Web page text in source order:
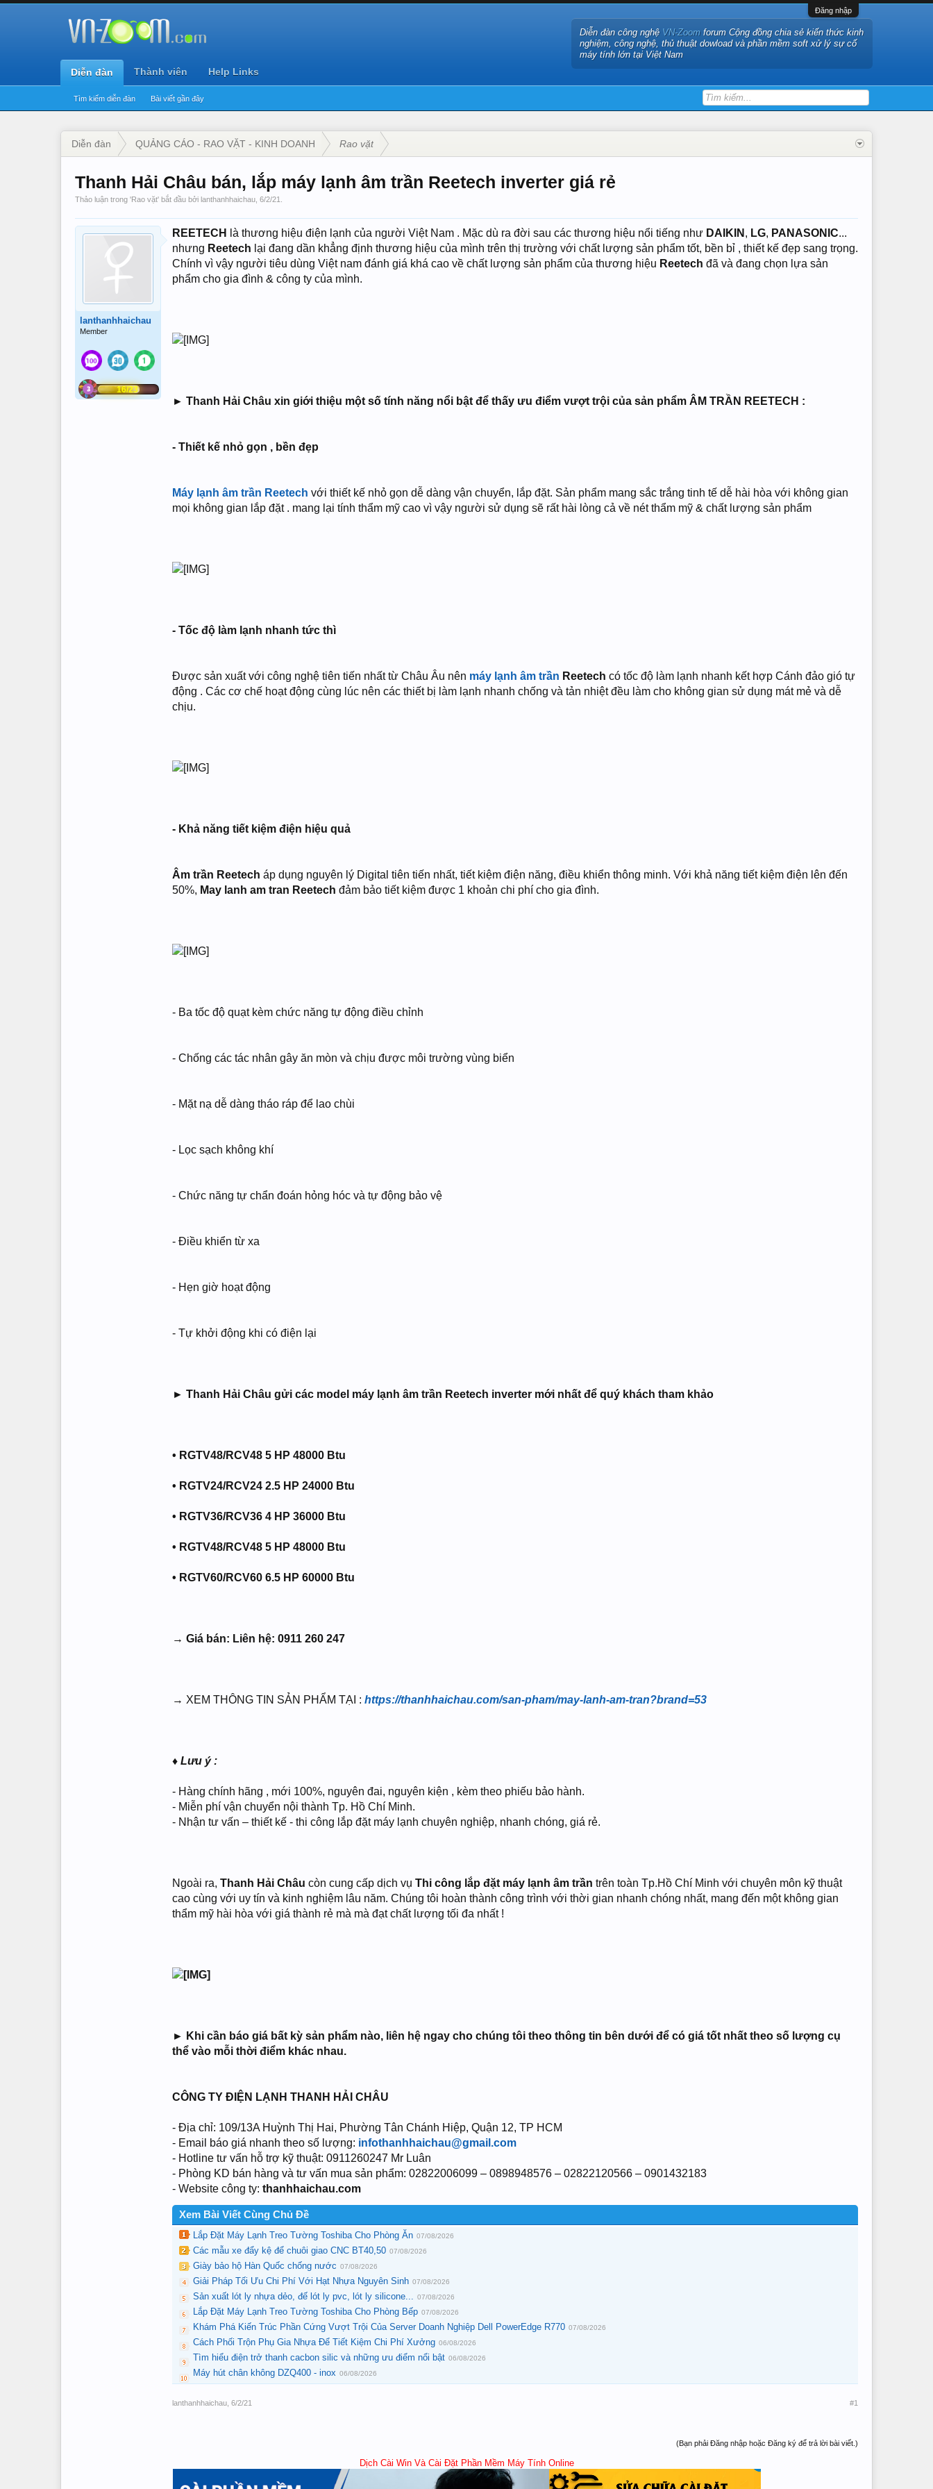
Đăng nhập
Diễn đàn công nghệ VN-Zoom forum Cộng đồng chia sẻ kiến thức kinh
nghiệm, công nghệ, thủ thuật dowload và phần mềm soft xử lý sự cố
máy tính lớn tại Việt Nam
Diễn đàn
Tìm kiếm diễn đàn Bài viết gần đây
Thành viên Help Links
Diễn đàn QUẢNG CÁO - RAO VẶT - KINH DOANH Rao vặt
Thanh Hải Châu bán, lắp máy lạnh âm trần Reetech inverter giá rẻ
Thảo luận trong 'Rao vặt' bắt đầu bởi lanthanhhaichau 6/2/21
lanthanhhaichau
Member
16/23
REETECH là thương hiệu điện lạnh của người Việt Nam . Mặc dù ra đời sau các thương hiệu nổi tiếng như DAIKIN , LG, PANASONIC...
nhưng Reetech lại đang dần khẳng định thương hiệu của mình trên thị trường với chất lượng sản phẩm tốt, bền bỉ , thiết kế đẹp sang trọng.
Chính vì vậy người tiêu dùng Việt nam đánh giá khá cao về chất lượng sản phẩm của thương hiệu Reetech đã và đang chọn lựa sản
phẩm cho gia đình & công ty của mình.
► Thanh Hải Châu xin giới thiệu một số tính năng nổi bật để thấy ưu điểm vượt trội của sản phẩm ÂM TRẦN REETECH :
- Thiết kế nhỏ gọn , bền đẹp
Máy lạnh âm trần Reetech với thiết kế nhỏ gọn dễ dàng vận chuyển, lắp đặt. Sản phẩm mang sắc trắng tinh tế dễ hài hòa với không gian
mọi không gian lắp đặt . mang lại tính thẩm mỹ cao vì vậy người sử dụng sẽ rất hài lòng cả về nét thẩm mỹ & chất lượng sản phẩm
- Tốc độ làm lạnh nhanh tức thì
Được sản xuất với công nghệ tiên tiến nhất từ Châu Âu nên máy lạnh âm trần Reetech có tốc độ làm lạnh nhanh kết hợp Cánh đảo gió tự
động . Các cơ chế hoạt động cùng lúc nên các thiết bị làm lạnh nhanh chống và tản nhiệt đều làm cho không gian sử dụng mát mẻ và dễ
chịu.
- Khả năng tiết kiệm điện hiệu quả
Âm trần Reetech áp dụng nguyên lý Digital tiên tiến nhất, tiết kiệm điện năng, điều khiển thông minh. Với khả năng tiết kiệm điện lên đến
50%, May lanh am tran Reetech đảm bảo tiết kiệm được 1 khoản chi phí cho gia đình.
- Ba tốc độ quạt kèm chức năng tự động điều chỉnh
- Chống các tác nhân gây ăn mòn và chịu được môi trường vùng biển
- Mặt nạ dễ dàng tháo ráp để lao chùi
- Lọc sạch không khí
- Chức năng tự chẩn đoán hỏng hóc và tự động bảo vệ
- Điều khiển từ xa
- Hẹn giờ hoạt động
- Tự khởi động khi có điện lại
► Thanh Hải Châu gửi các model máy lạnh âm trần Reetech inverter mới nhất để quý khách tham khảo
• RGTV48/RCV48 5 HP 48000 Btu
• RGTV24/RCV24 2.5 HP 24000 Btu
• RGTV36/RCV36 4 HP 36000 Btu
• RGTV48/RCV48 5 HP 48000 Btu
• RGTV60/RCV60 6.5 HP 60000 Btu
→ Giá bán: Liên hệ: 0911 260 247
→ XEM THÔNG TIN SẢN PHẨM TẠI : https://thanhhaichau.com/san-pham/may-lanh-am-tran?brand=53
♦ Lưu ý :
- Hàng chính hãng , mới 100%, nguyên đai, nguyên kiện , kèm theo phiếu bảo hành.
- Miễn phí vận chuyển nội thành Tp. Hồ Chí Minh.
- Nhận tư vấn – thiết kế - thi công lắp đặt máy lạnh chuyên nghiệp, nhanh chóng, giá rẻ.
Ngoài ra, Thanh Hải Châu còn cung cấp dịch vụ Thi công lắp đặt máy lạnh âm trần trên toàn Tp.Hồ Chí Minh với chuyên môn kỹ thuật
cao cùng với uy tín và kinh nghiệm lâu năm. Chúng tôi hoàn thành công trình với thời gian nhanh chóng nhất, mang đến một không gian
thẩm mỹ hài hòa với giá thành rẻ mà mà đạt chất lượng tối đa nhất !
► Khi cần báo giá bất kỳ sản phẩm nào, liên hệ ngay cho chúng tôi theo thông tin bên dưới để có giá tốt nhất theo số lượng cụ
thể vào mỗi thời điểm khác nhau.
CÔNG TY ĐIỆN LẠNH THANH HẢI CHÂU
- Địa chỉ: 109/13A Huỳnh Thị Hai, Phường Tân Chánh Hiệp, Quận 12, TP HCM
- Email báo giá nhanh theo số lượng: infothanhhaichau@gmail.com
- Hotline tư vấn hỗ trợ kỹ thuật: 0911260247 Mr Luân
- Phòng KD bán hàng và tư vấn mua sản phẩm: 02822006099 – 0898948576 – 02822120566 – 0901432183
- Website công ty: thanhhaichau.com
Xem Bài Viết Cùng Chủ Đề
Lắp Đặt Máy Lạnh Treo Tường Toshiba Cho Phòng Ăn 07/08/2026
Các mẫu xe đẩy kệ để chuôi giao CNC BT40,50 07/08/2026
Giày bảo hộ Hàn Quốc chống nước 07/08/2026
Giải Pháp Tối Ưu Chi Phí Với Hạt Nhựa Nguyên Sinh 07/08/2026
Sản xuất lót ly nhựa dẻo, đế lót ly pvc, lót ly silicone... 07/08/2026
Lắp Đặt Máy Lạnh Treo Tường Toshiba Cho Phòng Bếp 07/08/2026
Khám Phá Kiến Trúc Phần Cứng Vượt Trội Của Server Doanh Nghiệp Dell PowerEdge R770 07/08/2026
Cách Phối Trộn Phụ Gia Nhựa Để Tiết Kiệm Chi Phí Xưởng 06/08/2026
Tìm hiểu điện trở thanh cacbon silic và những ưu điểm nổi bật 06/08/2026
Máy hút chân không DZQ400 - inox 06/08/2026
lanthanhhaichau 6/2/21 #1
(Bạn phải Đăng nhập hoặc Đăng ký để trả lời bài viết.)
Dịch Cài Win Và Cài Đặt Phần Mềm Máy Tính Online